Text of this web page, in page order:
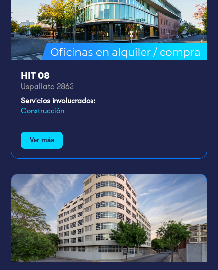
HIT 08
Uspallata 2863
Servicios involucrados:
Construcción
Ver más